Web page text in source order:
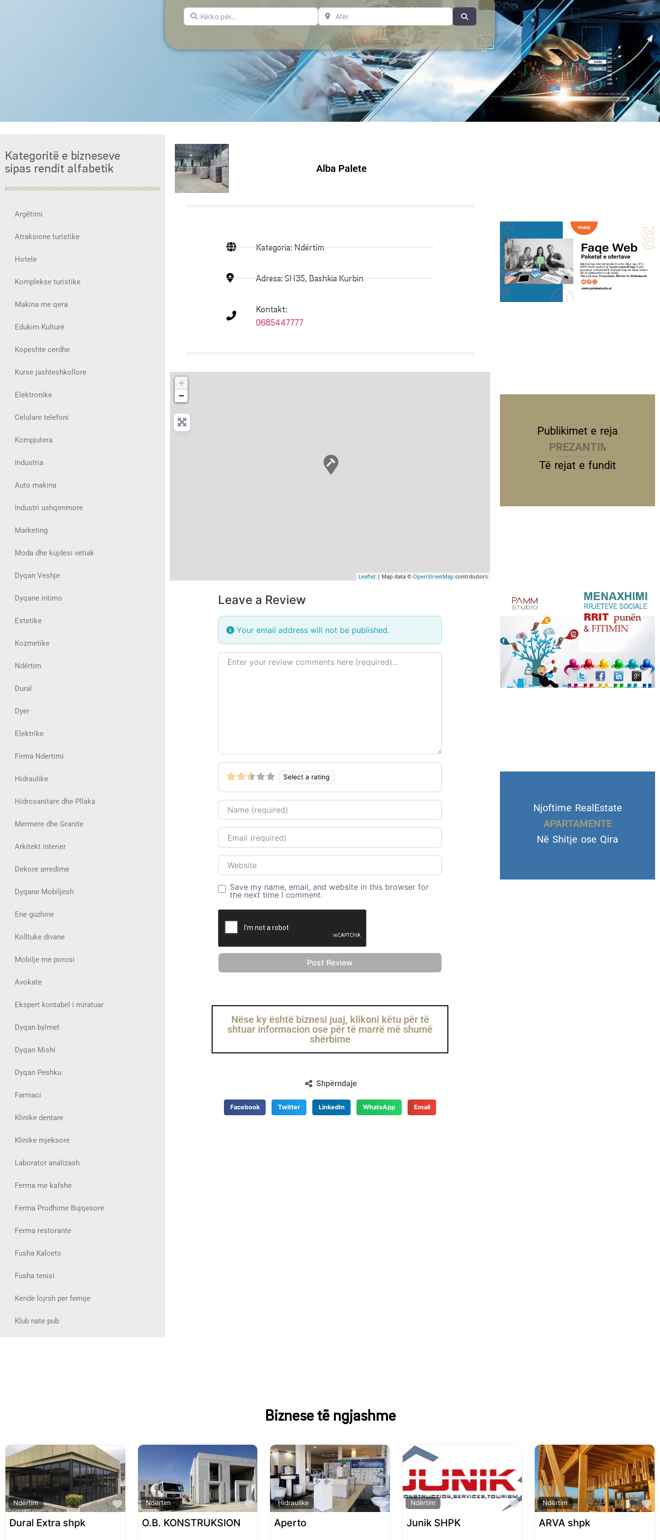
Kërko për... Afër
Kategoritë e bizneseve
sipas rendit alfabetik
Argëtimi
Atraksione turistike
Hotele
Komplekse turistike
Makina me qera
Edukim Kulturë
Kopeshte cerdhe
Kurse jashteshkollore
Elektronike
Celulare telefoni
Kompjutera
Industria
Auto makina
Industri ushqimmore
Marketing
Moda dhe kujdesi vetiak
Dyqan Veshje
Dyqane intimo
Estetike
Kozmetike
Ndërtim
Dural
Dyer
Elektrike
Firma Ndertimi
Hidraulike
Hidrosanitare dhe Pllaka
Mermere dhe Granite
Arkitekt interier
Dekore arredime
Dyqane Mobiljesh
Ene guzhine
Kolltuke divane
Mobilje me porosi
Avokate
Ekspert kontabel i miratuar
Dyqan bylmet
Dyqan Mishi
Dyqan Peshku
Farmaci
Klinike dentare
Klinike mjeksore
Laborator analizash
Ferma me kafshe
Ferma Prodhime Bujqesore
Ferma restorante
Fusha Kalceto
Fusha tenisi
Kende lojrsh per femije
Klub nate pub
Alba Palete
Kategoria: Ndërtim
Adresa:SH35, Bashkia Kurbin
Kontakt:
0685447777
+
−
Leaflet | Map data © OpenStreetMap contributors
Leave a Review
Your email address will not be published.
Review text
Select a rating
Name
Email
Website
Save my name, email, and website in this browser for
the next time I comment.
Nëse ky është biznesi juaj, klikoni këtu për të
shtuar informacion ose për të marrë më shumë
shërbime
Shpërndaje
Facebook Twitter LinkedIn WhatsApp Email
Publikimet e reja
PREZANTIME
Të rejat e fundit
Njoftime RealEstate
VILA DHE TROJE
Në Shitje ose Qira
Biznese të ngjashme
Ndërtim
Favorite
Dural Extra shpk
Ndërtim
Favorite
O.B. KONSTRUKSION
Hidraulike
Favorite
Aperto
Ndërtim
Favorite
Junik SHPK
Ndërtim
ARVA shpk